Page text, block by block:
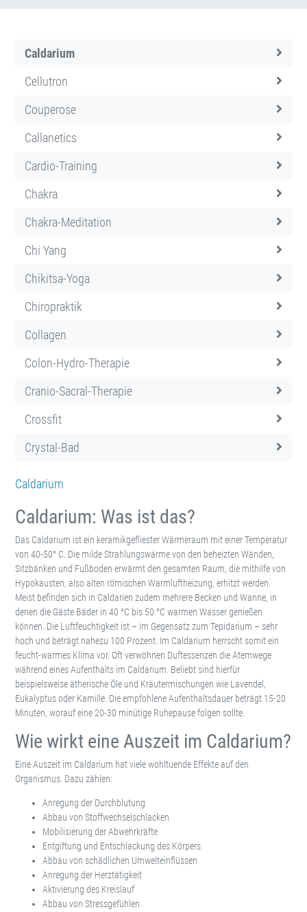
Caldarium
Cellutron
Couperose
Callanetics
Cardio-Training
Chakra
Chakra-Meditation
Chi Yang
Chikitsa-Yoga
Chiropraktik
Collagen
Colon-Hydro-Therapie
Cranio-Sacral-Therapie
Crossfit
Crystal-Bad
Caldarium
Caldarium: Was ist das?
Das Caldarium ist ein keramikgefliester Wärmeraum mit einer Temperatur
von 40-50° C. Die milde Strahlungswärme von den beheizten Wänden,
Sitzbänken und Fußboden erwärmt den gesamten Raum, die mithilfe von
Hypokausten, also alten römischen Warmluftheizung, erhitzt werden.
Meist befinden sich in Caldarien zudem mehrere Becken und Wanne, in
denen die Gäste Bäder in 40 °C bis 50 °C warmen Wasser genießen
können. Die Luftfeuchtigkeit ist – im Gegensatz zum Tepidarium – sehr
hoch und beträgt nahezu 100 Prozent. Im Caldarium herrscht somit ein
feucht-warmes Klima vor. Oft verwöhnen Duftessenzen die Atemwege
während eines Aufenthalts im Caldarium. Beliebt sind hierfür
beispielsweise ätherische Öle und Kräutermischungen wie Lavendel,
Eukalyptus oder Kamille. Die empfohlene Aufenthaltsdauer beträgt 15-20
Minuten, worauf eine 20-30 minütige Ruhepause folgen sollte.
Wie wirkt eine Auszeit im Caldarium?
Eine Auszeit im Caldarium hat viele wohltuende Effekte auf den
Organismus. Dazu zählen:
Anregung der Durchblutung
Abbau von Stoffwechselschlacken
Mobilisierung der Abwehrkräfte
Entgiftung und Entschlackung des Körpers
Abbau von schädlichen Umwelteinflüssen
Anregung der Herztätigkeit
Aktivierung des Kreislauf
Abbau von Stressgefühlen